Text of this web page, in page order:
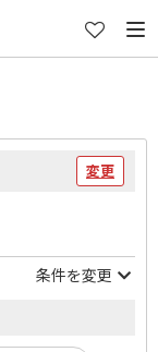
変更
条件を変更